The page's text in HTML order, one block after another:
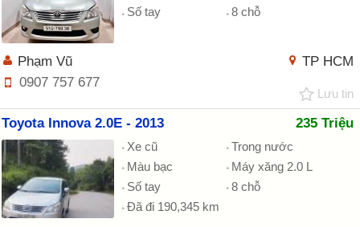
Số tay
8 chỗ
TP HCM
Phạm Vũ
0907 757 677
Lưu tin
Toyota Innova 2.0E - 2013 235 Triệu
Xe cũ
Trong nước
Màu bạc
Máy xăng 2.0 L
Số tay
8 chỗ
Đã đi 190,345 km